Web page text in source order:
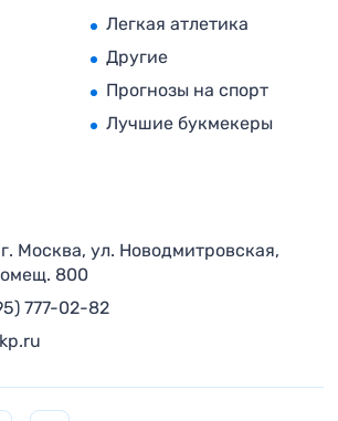
Легкая атлетика
Другие
Прогнозы на спорт
Лучшие букмекеры
Москва, ул. Новодмитровская,
800
777-02-82